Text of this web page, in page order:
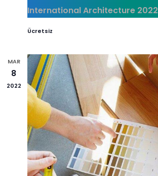
International Architecture 2022
Ücretsiz
MAR
8
2022